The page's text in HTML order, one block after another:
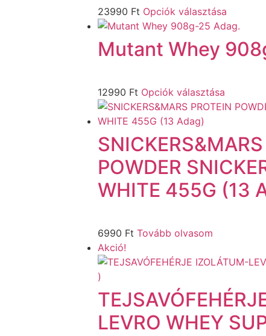
23990 Ft Opciók választása
Mutant Whey
12990 Ft Opciók választása
POWDER
WHITE 455G (13
6990 Ft Tovább olvasom
Akció!
LEVRO WHEY